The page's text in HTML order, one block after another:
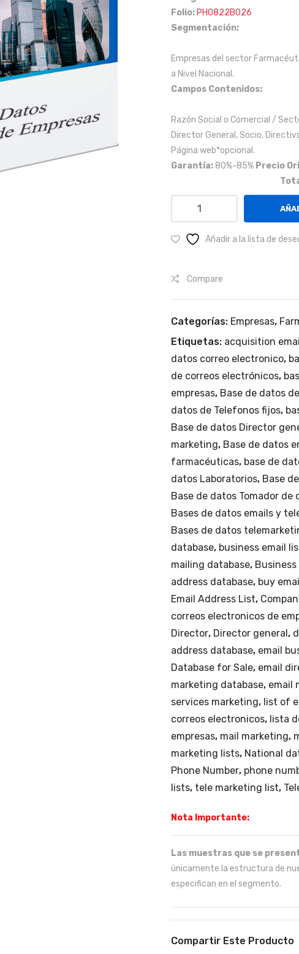
Folio:PH0822B026
Segmentación:
Empresas del sector
a Nivel Nacional.
Campos Contenidos:
Razón Social o Comercial /
Director General, Socio,
Página web*opcional.
Garantía: 80%-85% Precio
Empresas
del
Sector
Cosmético
a
Nivel
Nacional.
cantidad
Añadir a la lista de
Compare
Categorías: Empresas,
Etiquetas: acquisition
datos correo electronico,
de correos electrónicos,
empresas, Base de datos
datos de Telefonos fijos,
Base de datos Director
marketing, Base de datos
farmacéuticas, base de
datos Laboratorios, Base
Base de datos Tomador de
Bases de datos emails y
Bases de datos
database, business email
mailing database,
address database, buy
Email Address List,
correos electronicos de
Director, Director general ,
address database, email
Database for Sale, email
marketing database, email
services marketing, list of
correos electronicos, lista
empresas, mail marketing,
marketing lists, National
Phone Number, phone
lists, tele marketing list,
Nota Importante:
Las muestras que se
únicamente la estructura de
especifican en el segmento.
Compartir Este Producto